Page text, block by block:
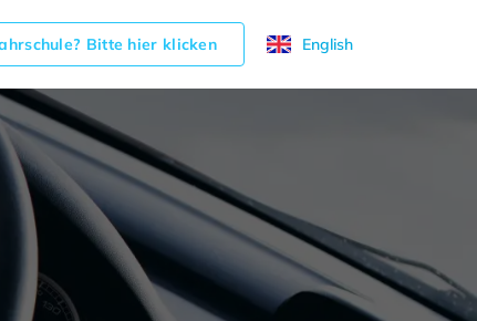
Bitte hier klicken English